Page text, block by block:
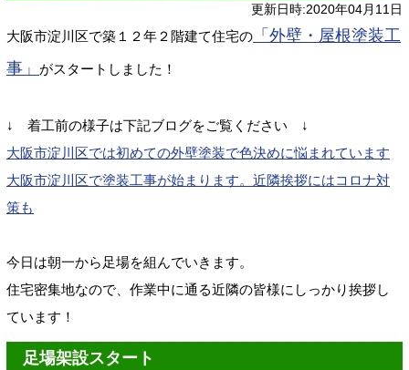
更新日時:2020年04月11日
大阪市淀川区で築１２年２階建て住宅の 「外壁・屋根塗装工
事」
がスタートしました！
↓ 着工前の様子は下記ブログをご覧ください ↓
大阪市淀川区では初めての外壁塗装で色決めに悩まれています
大阪市淀川区で塗装工事が始まります。近隣挨拶にはコロナ対
策も
今日は朝一から足場を組んでいきます。
住宅密集地なので、作業中に通る近隣の皆様にしっかり挨拶し
ています！
足場架設スタート